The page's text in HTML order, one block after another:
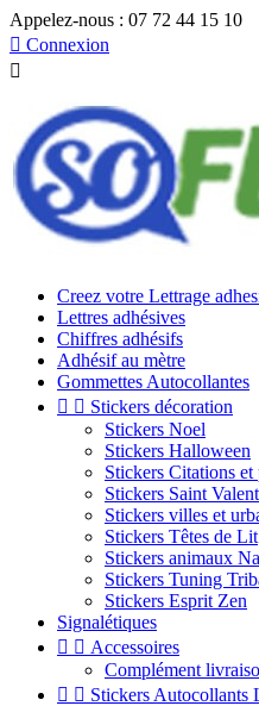
Appelez-nous : 07 72 44 15 10
 Connexion

Creez votre Lettrage
Lettres adhésives
Chiffres adhésifs
Adhésif au mètre
Gommettes Autocollantes
  Stickers décoration
Stickers Noel
Stickers Halloween
Stickers Citations et
Stickers Saint
Stickers villes et
Stickers Têtes de Lit
Stickers animaux
Stickers Tuning
Stickers Esprit Zen
Signalétiques
  Accessoires
Complément
  Stickers Autocollants